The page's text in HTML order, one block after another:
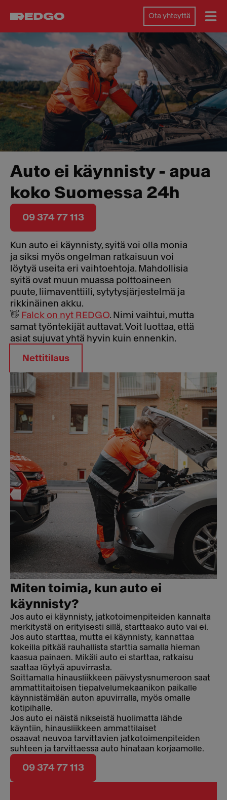
Ota yhteyttä
Auto ei käynnisty - apua
koko Suomessa 24h
09 374 77 113
Kun auto ei käynnisty, syitä voi olla monia
ja siksi myös ongelman ratkaisuun voi
löytyä useita eri vaihtoehtoja. Mahdollisia
syitä ovat muun muassa polttoaineen
puute, liimaventtiili, sytytysjärjestelmä ja
rikkinäinen akku.
👋 Falck on nyt REDGO. Nimi vaihtui, mutta
samat työntekijät auttavat. Voit luottaa, että
asiat sujuvat yhtä hyvin kuin ennenkin.
Nettitilaus
Miten toimia, kun auto ei
käynnisty?
Jos auto ei käynnisty, jatkotoimenpiteiden kannalta
merkitystä on erityisesti sillä, starttaako auto vai ei.
Jos auto starttaa, mutta ei käynnisty, kannattaa
kokeilla pitkää rauhallista starttia samalla hieman
kaasua painaen. Mikäli auto ei starttaa, ratkaisu
saattaa löytyä apuvirrasta.
Soittamalla hinausliikkeen päivystysnumeroon saat
ammattitaitoisen tiepalvelumekaanikon paikalle
käynnistämään auton apuvirralla, myös omalle
kotipihalle.
Jos auto ei näistä nikseistä huolimatta lähde
käyntiin, hinausliikkeen ammattilaiset
osaavat neuvoa tarvittavien jatkotoimenpiteiden
suhteen ja tarvittaessa auto hinataan korjaamolle.
09 374 77 113